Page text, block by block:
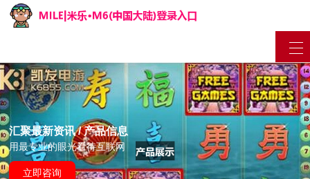
汇聚最新资讯 / 产品信息
用最专业的眼光看待互联网
立即咨询